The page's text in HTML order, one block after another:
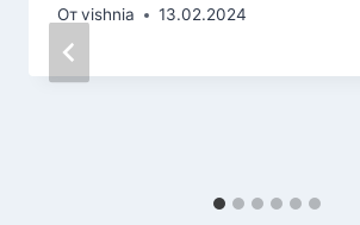
Отvishnia 13.02.2024